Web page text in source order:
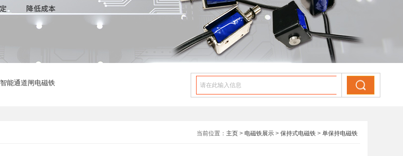
智能通道闸电磁铁
当前位置： 主页 > 电磁铁展示 > 保持式电磁铁 > 单保持电磁铁